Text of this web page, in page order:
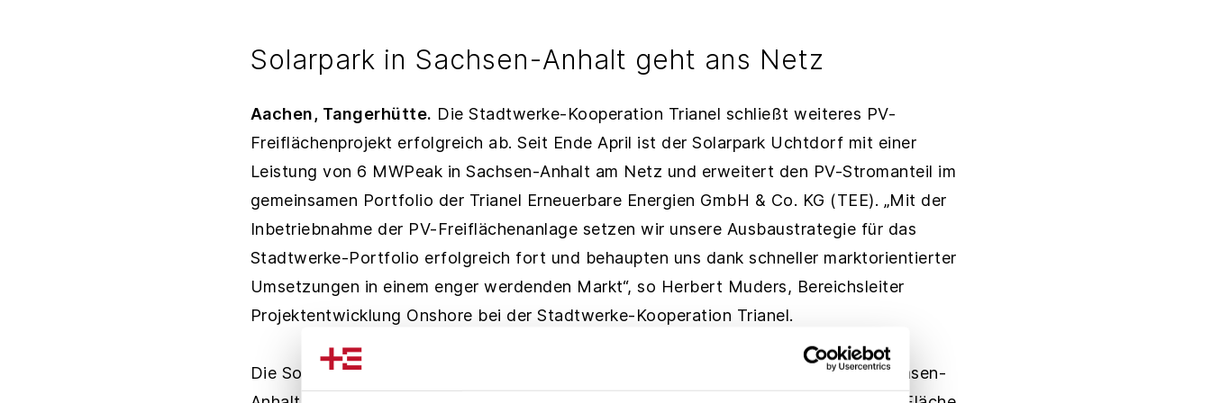
Solarpark in Sachsen-Anhalt geht ans Netz
Aachen, Tangerhütte. Die Stadtwerke-Kooperation Trianel schließt weiteres PV-
Freiflächenprojekt erfolgreich ab. Seit Ende April ist der Solarpark Uchtdorf mit einer
Leistung von 6 MWPeak in Sachsen-Anhalt am Netz und erweitert den PV-Stromanteil im
gemeinsamen Portfolio der Trianel Erneuerbare Energien GmbH & Co. KG (TEE). „Mit der
Inbetriebnahme der PV-Freiflächenanlage setzen wir unsere Ausbaustrategie für das
Stadtwerke-Portfolio erfolgreich fort und behaupten uns dank schneller marktorientierter
Umsetzungen in einem enger werdenden Markt“, so Herbert Muders, Bereichsleiter
Projektentwicklung Onshore bei der Stadtwerke-Kooperation Trianel.
Die Solarpark Uchtdorf befindet sich auf dem Gebiet der Stadt Tangerhütte in Sachsen-